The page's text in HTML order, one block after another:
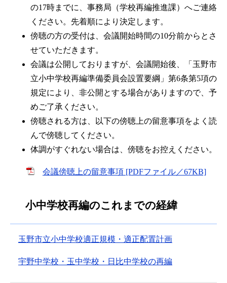
の17時までに、事務局（学校再編推進課）へご連絡
ください。先着順により決定します。
傍聴の方の受付は、会議開始時間の10分前からとさ
せていただきます。
会議は公開しておりますが、会議開始後、「玉野市
立小中学校再編準備委員会設置要綱」第6条第5項の
規定により、非公開とする場合がありますので、予
めご了承ください。
傍聴される方は、以下の傍聴上の留意事項をよく読
んで傍聴してください。
体調がすぐれない場合は、傍聴をお控えください。
会議傍聴上の留意事項 [PDFファイル／67KB]
小中学校再編のこれまでの経緯
玉野市立小中学校適正規模・適正配置計画
宇野中学校・玉中学校・日比中学校の再編